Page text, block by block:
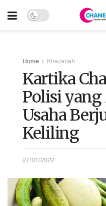
Home Khazanah
Kartika
Polisi
Usaha
Keliling
27/01/2022